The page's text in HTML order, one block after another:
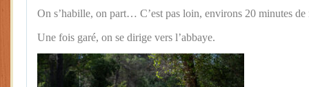
On s’habille, on part… C’est pas loin, environs 20 minutes de
Une fois garé, on se dirige vers l’abbaye.